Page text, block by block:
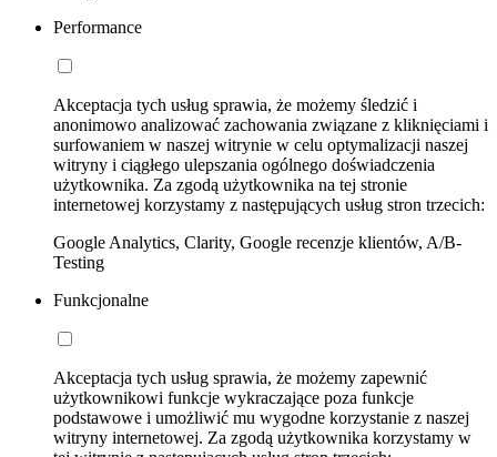
Performance
Akceptacja tych usług sprawia, że możemy śledzić i
anonimowo analizować zachowania związane z kliknięciami i
surfowaniem w naszej witrynie w celu optymalizacji naszej
witryny i ciągłego ulepszania ogólnego doświadczenia
użytkownika. Za zgodą użytkownika na tej stronie
internetowej korzystamy z następujących usług stron trzecich:
Google Analytics, Clarity, Google recenzje klientów, A/B-
Testing
Funkcjonalne
Akceptacja tych usług sprawia, że możemy zapewnić
użytkownikowi funkcje wykraczające poza funkcje
podstawowe i umożliwić mu wygodne korzystanie z naszej
witryny internetowej. Za zgodą użytkownika korzystamy w